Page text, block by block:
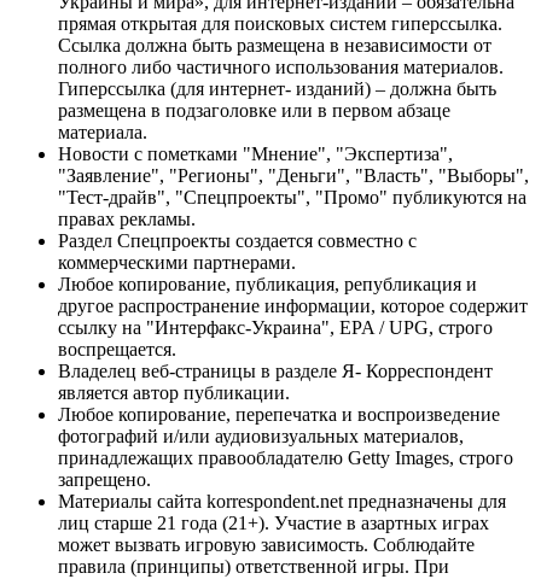
прямая открытая для поисковых систем гиперссылка.
Ссылка должна быть размещена в независимости от
полного либо частичного использования материалов.
Гиперссылка (для интернет- изданий) – должна быть
размещена в подзаголовке или в первом абзаце
материала.
Новости с пометками "Мнение", "Экспертиза",
"Заявление", "Регионы", "Деньги", "Власть", "Выборы",
"Тест-драйв", "Спецпроекты", "Промо" публикуются на
правах рекламы.
Раздел Спецпроекты создается совместно с
коммерческими партнерами.
Любое копирование, публикация, републикация и
другое распространение информации, которое содержит
ссылку на "Интерфакс-Украина", EPA / UPG, строго
воспрещается.
Владелец веб-страницы в разделе Я- Корреспондент
является автор публикации.
Любое копирование, перепечатка и воспроизведение
фотографий и/или аудиовизуальных материалов,
принадлежащих правообладателю Getty Images, строго
запрещено.
Материалы сайта korrespondent.net предназначены для
лиц старше 21 года (21+). Участие в азартных играх
может вызвать игровую зависимость. Соблюдайте
правила (принципы) ответственной игры. При